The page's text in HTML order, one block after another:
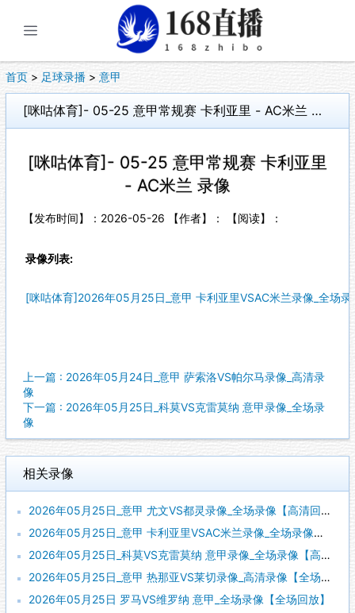
首页 > 足球录播 > 意甲
[咪咕体育]- 05-25 意甲常规赛 卡利亚里 - AC米兰 录像
[咪咕体育]- 05-25 意甲常规赛 卡利亚里
- AC米兰 录像
【发布时间】：2026-05-26 【作者】： 【阅读】：
录像列表:
[咪咕体育]2026年05月25日_意甲 卡利亚里VSAC米兰录像_全场
上一篇 : 2026年05月24日_意甲 萨索洛VS帕尔马录像_高清录
像
下一篇 : 2026年05月25日_科莫VS克雷莫纳 意甲录像_全场录
像
相关录像
2026年05月25日_意甲 尤文VS都灵录像_全场录像【高清回放】
2026年05月25日_意甲 卡利亚里VSAC米兰录像_全场录像【视频集锦】
2026年05月25日_科莫VS克雷莫纳 意甲录像_全场录像【高清回放】
2026年05月25日_意甲 热那亚VS莱切录像_高清录像【全场回放】
2026年05月25日 罗马VS维罗纳 意甲_全场录像【全场回放】